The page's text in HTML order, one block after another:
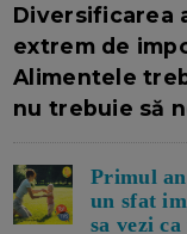
Diversificarea
extrem de
Alimentele
nu trebuie să
Primul
un sfat
sa vezi